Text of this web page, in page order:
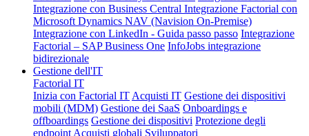
Integrazione con Business Central Integrazione Factorial con
Microsoft Dynamics NAV (Navision On-Premise)
Integrazione con LinkedIn - Guida passo passo Integrazione
Factorial – SAP Business One InfoJobs integrazione
bidirezionale
Gestione dell'IT
Factorial IT
Inizia con Factorial IT Acquisti IT Gestione dei dispositivi
mobili (MDM) Gestione dei SaaS Onboardings e
offboardings Gestione dei dispositivi Protezione degli
endpoint Acquisti globali Sviluppatori